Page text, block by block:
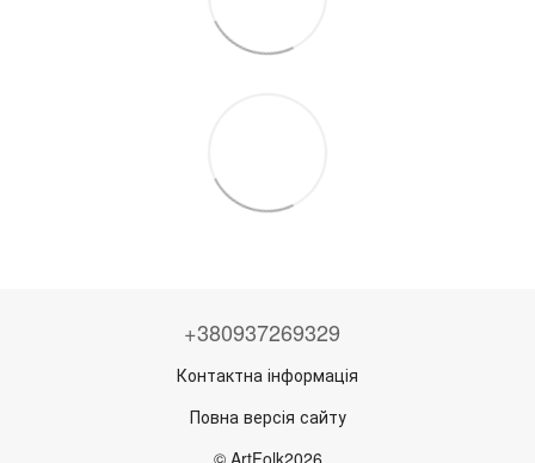
+380937269329
Контактна інформація
Повна версія сайту
© ArtFolk2026